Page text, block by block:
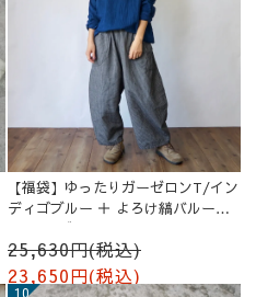
【福袋】ゆったりガーゼロンT/イン
ディゴブルー ＋ よろけ縞バルーン
パンツ/グレー
25,630円(税込)
23,650円(税込)